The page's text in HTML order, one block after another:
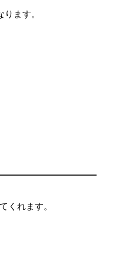
ます。
くれます。